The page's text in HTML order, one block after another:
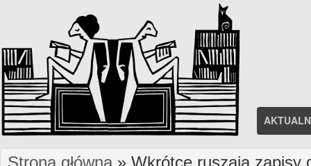
Strona główna» Wkrótce ruszają zapisy